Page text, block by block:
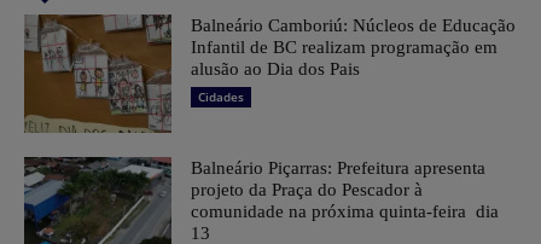
Balneário Camboriú: Núcleos de Educação
Infantil de BC realizam programação em
alusão ao Dia dos Pais
Cidades
Balneário Piçarras: Prefeitura apresenta
projeto da Praça do Pescador à
comunidade na próxima quinta-feira dia
13